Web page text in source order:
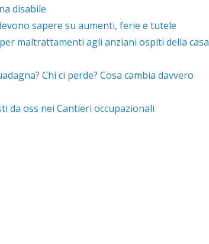
disabile
sapere su aumenti, ferie e tutele
maltrattamenti agli anziani ospiti della casa
Chi ci perde? Cosa cambia davvero
da oss nei Cantieri occupazionali